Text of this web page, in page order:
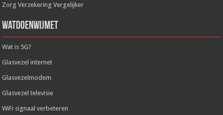
Zorg Verzekering Vergelijker
WatDoenWijMet
Wat is 5G?
Glasvezel internet
Glasvezelmodem
Glasvezel televisie
WiFi signaal verbeteren